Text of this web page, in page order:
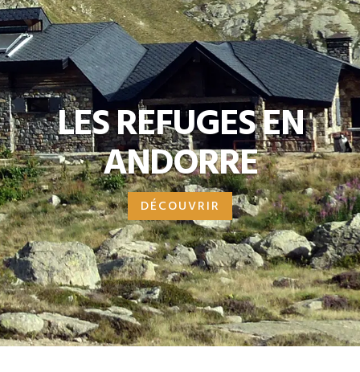
LES REFUGES EN
ANDORRE
DÉCOUVRIR